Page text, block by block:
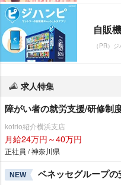
自販
（PR）
求人特集
障がい者の就労支援/研修制
kotrio紹介横浜支店
月給24万円～40万円
正社員 / 神奈川県
NEW ベネッセグループの